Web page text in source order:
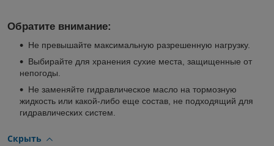
Обратите внимание:
Не превышайте максимальную разрешенную нагрузку.
Выбирайте для хранения сухие места, защищенные от
непогоды.
Не заменяйте гидравлическое масло на тормозную
жидкость или какой-либо еще состав, не подходящий для
гидравлических систем.
Скрыть